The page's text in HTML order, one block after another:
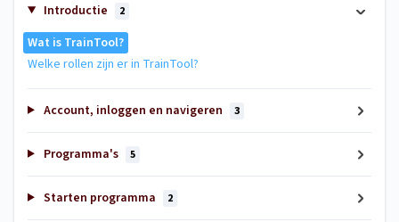
Introductie 2
Wat is TrainTool?
Welke rollen zijn er in TrainTool?
Account, inloggen en navigeren 3
Programma's 5
Starten programma 2